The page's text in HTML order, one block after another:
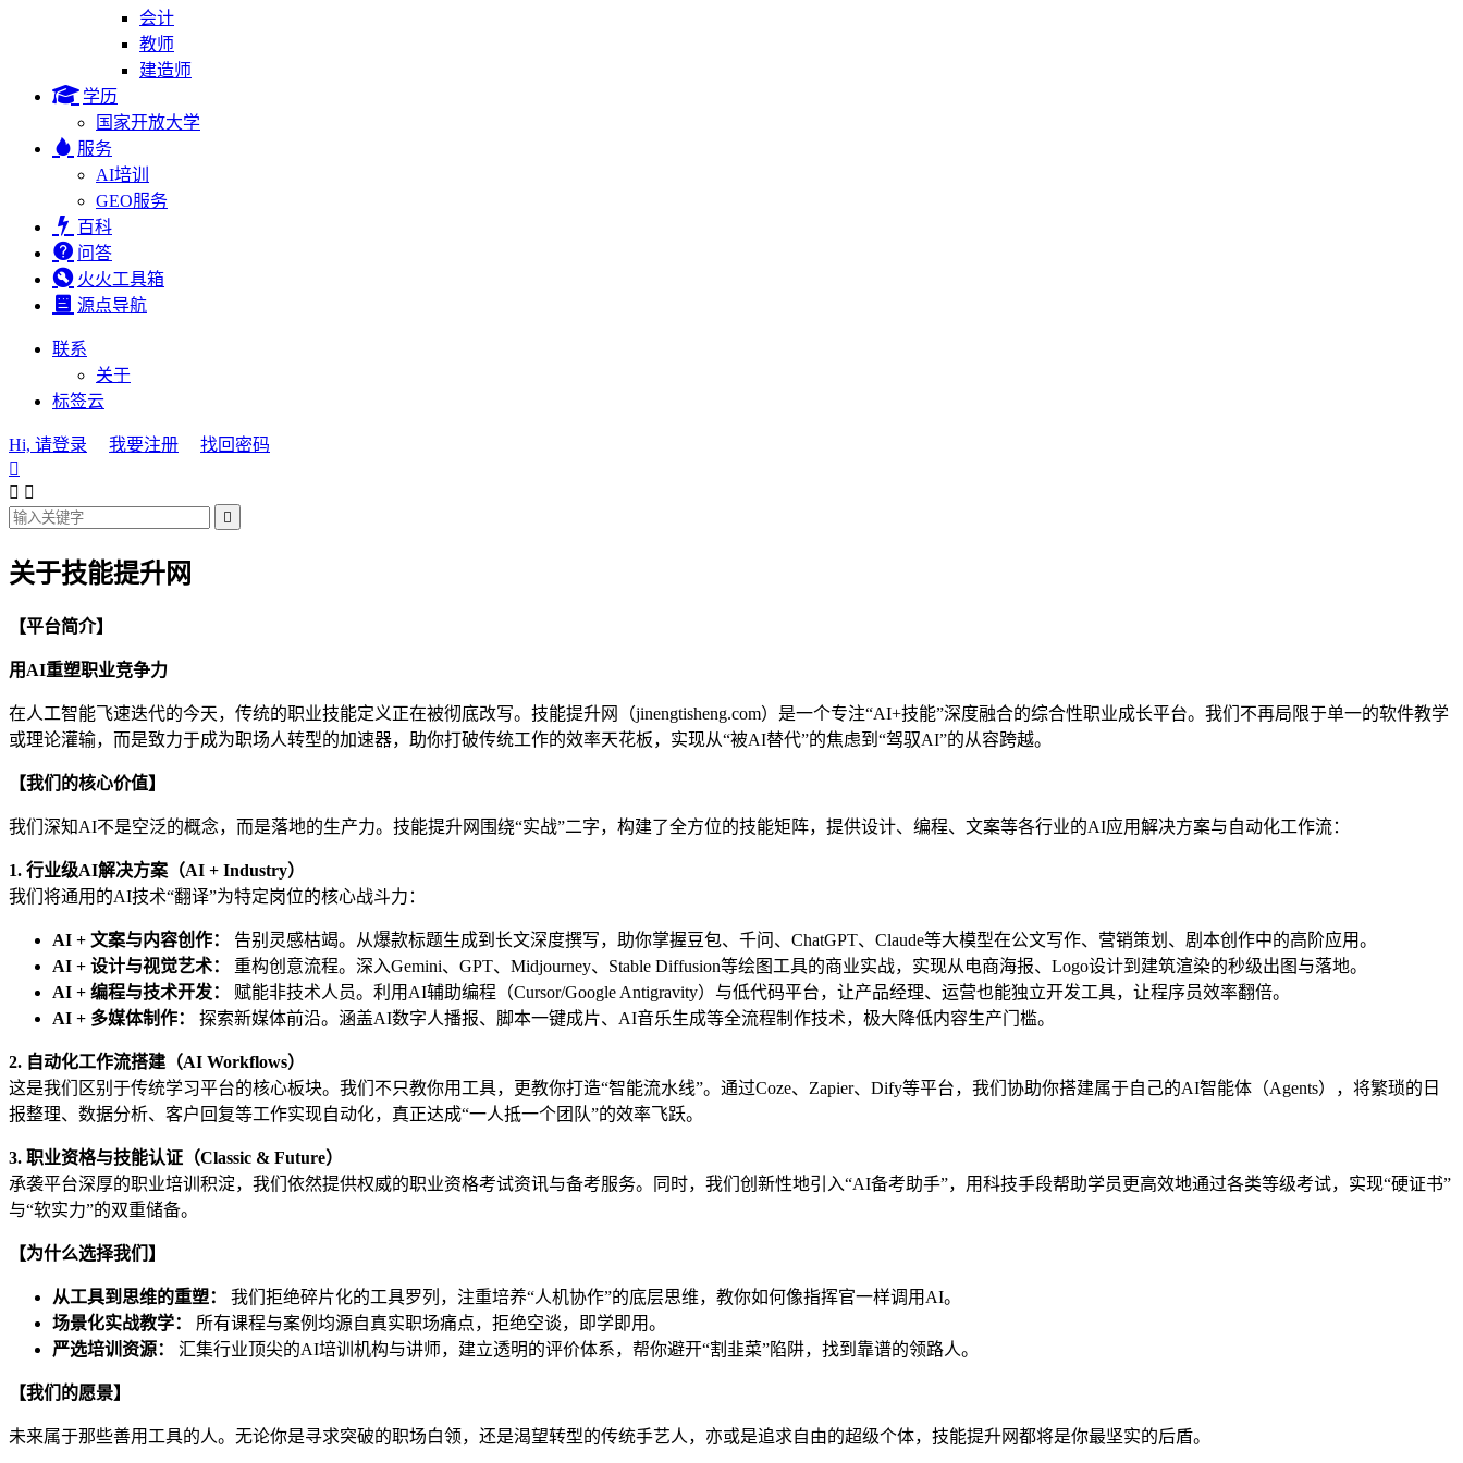
会计
教师
建造师
学历
国家开放大学
服务
AI培训
GEO服务
百科
问答
火火工具箱
源点导航
联系
关于
标签云
Hi, 请登录 我要注册
找回密码

 

关于技能提升网
【平台简介】
用AI重塑职业竞争力
在人工智能飞速迭代的今天，传统的职业技能定义正在被彻底改写。技能提升网（jinengtisheng.com）是一个专注“AI+技能”深度融合的综合性职业成长平台。我们不再局限于单一的软件教学
或理论灌输，而是致力于成为职场人转型的加速器，助你打破传统工作的效率天花板，实现从“被AI替代”的焦虑到“驾驭AI”的从容跨越。
【我们的核心价值】
我们深知AI不是空泛的概念，而是落地的生产力。技能提升网围绕“实战”二字，构建了全方位的技能矩阵，提供设计、编程、文案等各行业的AI应用解决方案与自动化工作流：
1. 行业级AI解决方案（AI + Industry）
我们将通用的AI技术“翻译”为特定岗位的核心战斗力：
AI + 文案与内容创作：
告别灵感枯竭。从爆款标题生成到长文深度撰写，助你掌握豆包、千问、ChatGPT、Claude等大模型在公文写作、营销策划、剧本创作中的高阶应用。
AI + 设计与视觉艺术：
重构创意流程。深入Gemini、GPT、Midjourney、Stable Diffusion等绘图工具的商业实战，实现从电商海报、Logo设计到建筑渲染的秒级出图与落地。
AI + 编程与技术开发：
赋能非技术人员。利用AI辅助编程（Cursor/Google Antigravity）与低代码平台，让产品经理、运营也能独立开发工具，让程序员效率翻倍。
AI + 多媒体制作：
探索新媒体前沿。涵盖AI数字人播报、脚本一键成片、AI音乐生成等全流程制作技术，极大降低内容生产门槛。
2. 自动化工作流搭建（AI Workflows）
这是我们区别于传统学习平台的核心板块。我们不只教你用工具，更教你打造“智能流水线”。通过Coze、Zapier、Dify等平台，我们协助你搭建属于自己的AI智能体（Agents），将繁琐的日
报整理、数据分析、客户回复等工作实现自动化，真正达成“一人抵一个团队”的效率飞跃。
3. 职业资格与技能认证（Classic & Future）
承袭平台深厚的职业培训积淀，我们依然提供权威的职业资格考试资讯与备考服务。同时，我们创新性地引入“AI备考助手”，用科技手段帮助学员更高效地通过各类等级考试，实现“硬证书”
与“软实力”的双重储备。
【为什么选择我们】
从工具到思维的重塑：
我们拒绝碎片化的工具罗列，注重培养“人机协作”的底层思维，教你如何像指挥官一样调用AI。
场景化实战教学：
所有课程与案例均源自真实职场痛点，拒绝空谈，即学即用。
严选培训资源：
汇集行业顶尖的AI培训机构与讲师，建立透明的评价体系，帮你避开“割韭菜”陷阱，找到靠谱的领路人。
【我们的愿景】
未来属于那些善用工具的人。无论你是寻求突破的职场白领，还是渴望转型的传统手艺人，亦或是追求自由的超级个体，技能提升网都将是你最坚实的后盾。